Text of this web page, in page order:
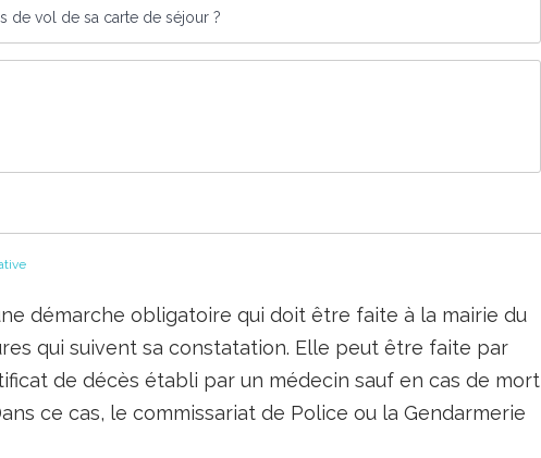
de vol de sa carte de séjour ?
démarche obligatoire qui doit être faite à la mairie du
qui suivent sa constatation. Elle peut être faite par
de décès établi par un médecin sauf en cas de mort
ce cas, le commissariat de Police ou la Gendarmerie